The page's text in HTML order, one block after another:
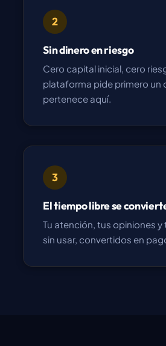
2
Sin dinero en riesgo
Cero capital inicial, cero
plataforma pide primero un
pertenece aquí.
3
El tiempo libre se
Tu atención, tus opiniones y
sin usar, convertidos en